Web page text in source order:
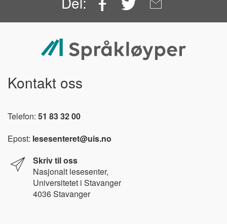
Kontakt oss
Telefon: 51 83 32 00
Epost: lesesenteret@uis.no
Skriv til oss
Nasjonalt lesesenter,
Universitetet i Stavanger
4036 Stavanger